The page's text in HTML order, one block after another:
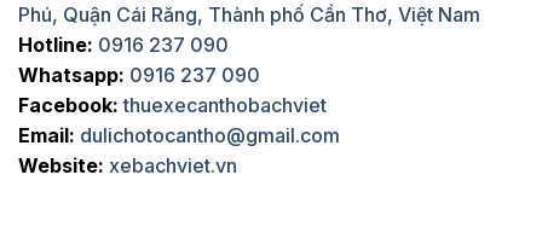
Mỹ Tho -
Bến Tre
180km
Mộc Bài
Cần Thơ 320km 1 chiều
Cần Thơ 350km
Phú, Quận Cái Răng, Thành phố Cần Thơ, Việt Nam
Hotline: 0916 237 090
Whatsapp: 0916 237 090
Facebook: thuexecanthobachviet
Email: dulichotocantho@gmail.com
Website: xebachviet.vn